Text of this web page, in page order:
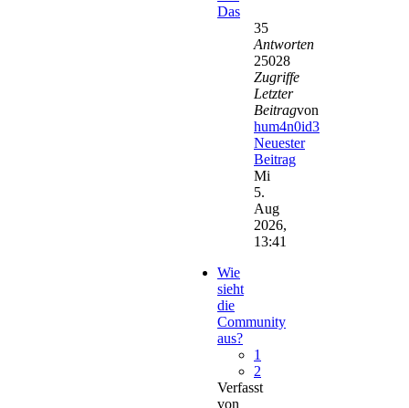
Das
35
Antworten
25028
Zugriffe
Letzter
Beitragvon
hum4n0id3
Neuester
Beitrag
Mi
5.
Aug
2026,
13:41
Wie
sieht
die
Community
aus?
1
2
Verfasst
von